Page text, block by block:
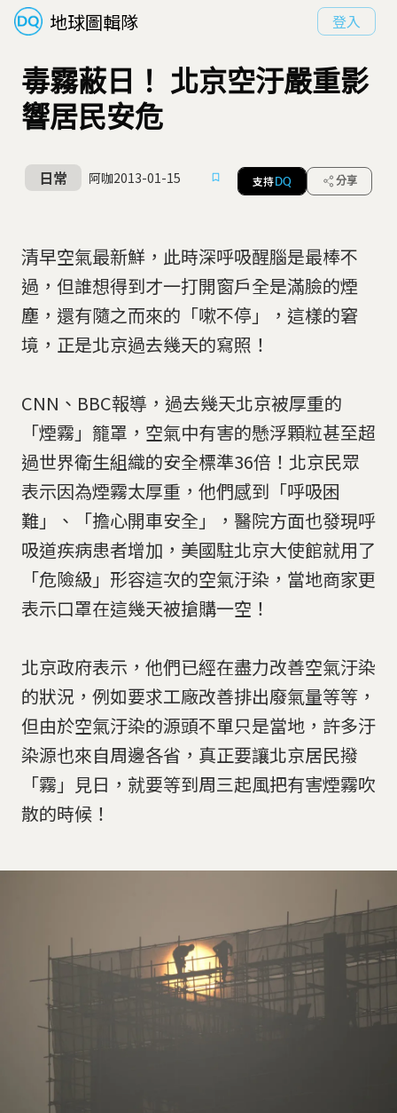
地球圖輯隊 登入
毒霧蔽日！ 北京空汙嚴重影
響居民安危
日常 阿咖2013-01-15 支持 DQ 分享
清早空氣最新鮮，此時深呼吸醒腦是最棒不
過，但誰想得到才一打開窗戶全是滿臉的煙
塵，還有隨之而來的「嗽不停」，這樣的窘
境，正是北京過去幾天的寫照！
CNN、BBC報導，過去幾天北京被厚重的
「煙霧」籠罩，空氣中有害的懸浮顆粒甚至超
過世界衛生組織的安全標準36倍！北京民眾
表示因為煙霧太厚重，他們感到「呼吸困
難」、「擔心開車安全」，醫院方面也發現呼
吸道疾病患者增加，美國駐北京大使館就用了
「危險級」形容這次的空氣汙染，當地商家更
表示口罩在這幾天被搶購一空！
北京政府表示，他們已經在盡力改善空氣汙染
的狀況，例如要求工廠改善排出廢氣量等等，
但由於空氣汙染的源頭不單只是當地，許多汙
染源也來自周邊各省，真正要讓北京居民撥
「霧」見日，就要等到周三起風把有害煙霧吹
散的時候！